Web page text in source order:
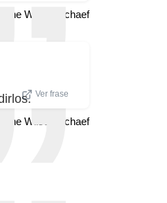
Wilson Schaef
Ver frase
Wilson Schaef